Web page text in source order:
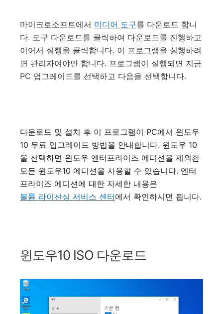
마이크로소프트에서 미디어 도구를 다운로드 합니
다. 도구 다운로드를 클릭하여 다운로드를 진행하고
이어서 실행을 클릭합니다. 이 프로그램을 실행하려
면 관리자여야만 합니다. 프로그램이 실행되면 지금
PC 업그레이드를 선택하고 다음을 선택합니다.
다운로드 및 설치 후 이 프로그램이 PC에서 윈도우
10 무료 업그레이드 방법을 안내합니다. 윈도우 10
을 선택하면 윈도우 엔터프라이즈 에디션을 제외환
모든 윈도우10 에디션을 사용할 수 있습니다. 엔터
프라이즈 에디션에 대한 자세한 내용은
볼륨 라이선싱 서비스 센터에서 확인하시면 됩니다.
윈도우10 ISO 다운로드